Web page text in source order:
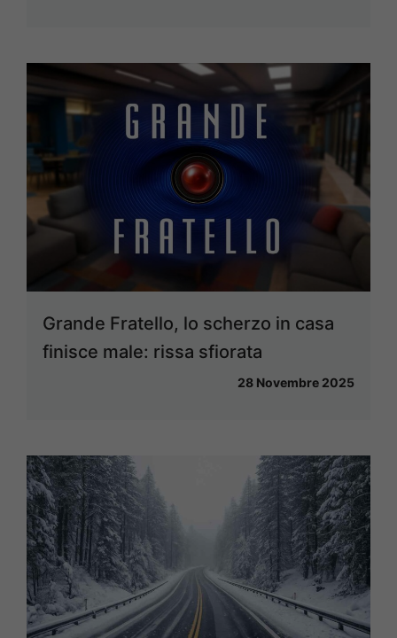
Grande Fratello, lo scherzo in casa
finisce male: rissa sfiorata
28 Novembre 2025